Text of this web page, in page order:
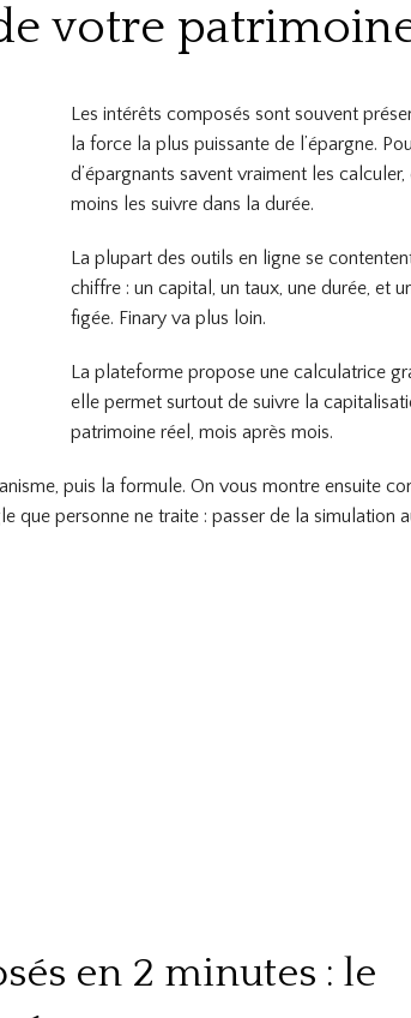
votre
Les intérêts composés sont souvent
la force la plus puissante de l’épargne.
d’épargnants savent vraiment les
moins les suivre dans la durée.
La plupart des outils en ligne se
chiffre : un capital, un taux, une durée, et
figée. Finary va plus loin.
La plateforme propose une calculatrice
elle permet surtout de suivre la
patrimoine réel, mois après mois.
puis la formule. On vous montre ensuite
que personne ne traite : passer de la simulation
en 2 minutes : le